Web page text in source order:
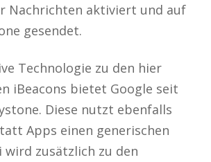
Nachrichten aktiviert und auf
gesendet.
Technologie zu den hier
iBeacons bietet Google seit
Diese nutzt ebenfalls
Apps einen generischen
wird zusätzlich zu den